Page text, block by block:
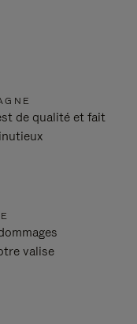
de qualité et fait
valise